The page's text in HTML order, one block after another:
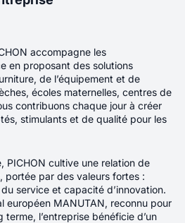
accompagne les
en proposant des solutions
de l’équipement et de
écoles maternelles, centres de
contribuons chaque jour à créer
stimulants et de qualité pour les
PICHON cultive une relation de
portée par des valeurs fortes :
service et capacité d’innovation.
européen MANUTAN, reconnu pour
l’entreprise bénéficie d’un
personnelles. *
votre candidature
coopter ?